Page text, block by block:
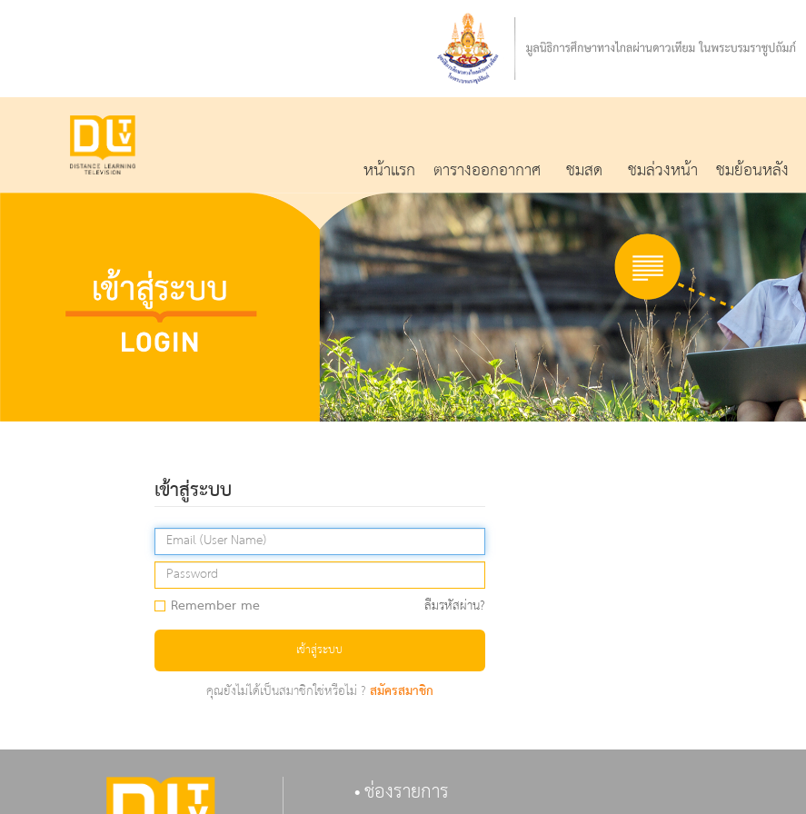
หน้าแรก ตารางออกอากาศ ชมสด ชมล่วงหน้า ชมย้อนหลัง
เข้าสู่ระบบ
Remember me ลืมรหัสผ่าน?
เข้าสู่ระบบ
คุณยังไม่ได้เป็นสมาชิกใช่หรือไม่ ?สมัครสมาชิก
ช่องรายการ